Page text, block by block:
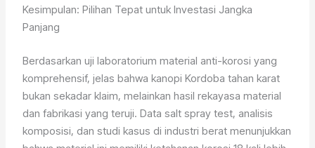
Kesimpulan: Pilihan Tepat untuk Investasi Jangka
Panjang
Berdasarkan uji laboratorium material anti-korosi yang
komprehensif, jelas bahwa kanopi Kordoba tahan karat
bukan sekadar klaim, melainkan hasil rekayasa material
dan fabrikasi yang teruji. Data salt spray test, analisis
komposisi, dan studi kasus di industri berat menunjukkan